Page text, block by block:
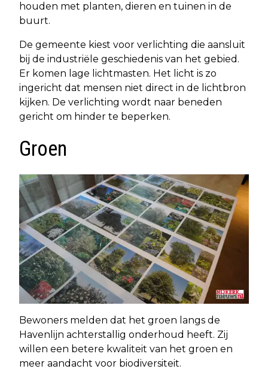
houden met planten, dieren en tuinen in de
buurt.
De gemeente kiest voor verlichting die aansluit
bij de industriële geschiedenis van het gebied.
Er komen lage lichtmasten. Het licht is zo
ingericht dat mensen niet direct in de lichtbron
kijken. De verlichting wordt naar beneden
gericht om hinder te beperken.
Groen
Bewoners melden dat het groen langs de
Havenlijn achterstallig onderhoud heeft. Zij
willen een betere kwaliteit van het groen en
meer aandacht voor biodiversiteit.